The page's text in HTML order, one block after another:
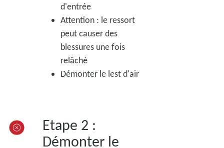
d'entrée
Attention : le ressort
peut causer des
blessures une fois
relâché
Démonter le lest d'air
Etape 2 :
Démonter le